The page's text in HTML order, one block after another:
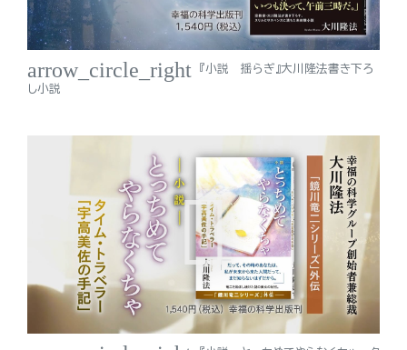
arrow_circle_right
『小説 揺らぎ』大川隆法書き下ろ
し小説